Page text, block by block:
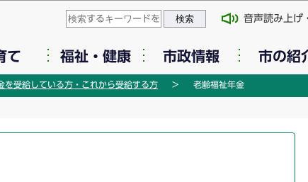
このページの本文へ移動
音声読み上げ
て 福祉・健康 市政情報 市の紹
を受給している方・これから受給する方 老齢福祉年金